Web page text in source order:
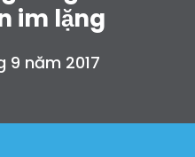
im lặng
9 năm 2017